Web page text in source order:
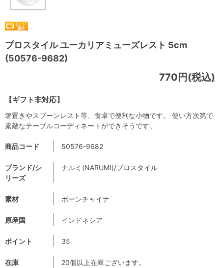
プロスタイル ユーカリアミューズレスト 5cm
(50576-9682)
【ギフト非対応】
770円(税込)
商品コード 50576-9682
ブランド/シ
リーズ
ナルミ(NARUMI)/プロスタイル
素材 ボーンチャイナ
原産国 インドネシア
ポイント 35
在庫 20個以上在庫ございます。
箸置きやスプーンレスト等、食卓で便利な小物です。 使い方次第で
素敵なテーブルコーディネートができそうです。